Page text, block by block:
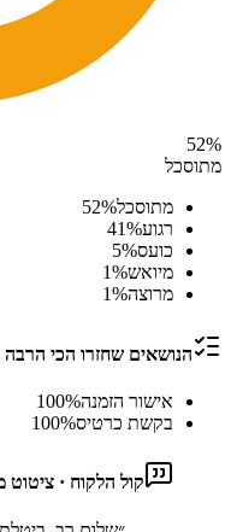
52%
מתוסכל
מתוסכל
52%
רגוע
41%
כועס
5%
מיואש
1%
מרוצה
1%
הנושאים שחזרו הכי הרבה
אישור הזמנה 100%
בקשת כרטיס
100%
קול הלקוח · ציטוט